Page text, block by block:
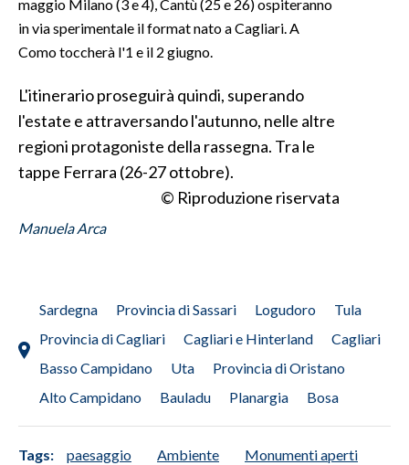
maggio Milano (3 e 4), Cantù (25 e 26) ospiteranno
in via sperimentale il format nato a Cagliari. A
Como toccherà l'1 e il 2 giugno.
L'itinerario proseguirà quindi, superando
l'estate e attraversando l'autunno, nelle altre
regioni protagoniste della rassegna. Tra le
tappe Ferrara (26-27 ottobre).
© Riproduzione riservata
Manuela Arca
Sardegna Provincia di Sassari Logudoro
Tula
Provincia di Cagliari
Cagliari e Hinterland
Cagliari
Basso Campidano
Uta
Provincia di Oristano
Alto Campidano
Bauladu Planargia Bosa
Tags: paesaggio Ambiente
Monumenti aperti